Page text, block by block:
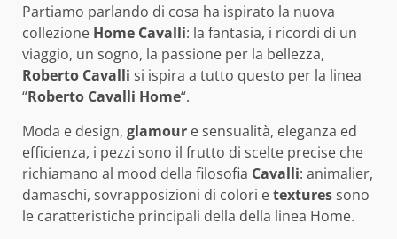
Partiamo parlando di cosa ha ispirato la nuova
collezione Home Cavalli: la fantasia, i ricordi di un
viaggio, un sogno, la passione per la bellezza,
Roberto Cavalli si ispira a tutto questo per la linea
“Roberto Cavalli Home“.
Moda e design, glamour e sensualità, eleganza ed
efficienza, i pezzi sono il frutto di scelte precise che
richiamano al mood della filosofia Cavalli: animalier,
damaschi, sovrapposizioni di colori etexturessono
le caratteristiche principali della della linea Home.